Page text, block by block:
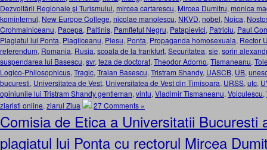
Dezvoltării Regionale şi Turismului, mircea cartarescu, Mircea Dumitru, monica
kominternul, New Europe College, nicolae manolescu, NKVD, nobel, Noica,
Crohmalniceanu, Pacepa, Paltinis, Pamfletul Negru, Patapievici, Patriciu, Paul
Plagiatul lui Ponta, Plagiiceanu, Plesu, Ponta, Propaganda homosexuala, Rector
referendum, Romania, Rusia, scoala de la frankfurt, Securitatea, sie, sorin
suspendarea lui Basescu, svr, teza de doctorat, Theodor Adorno, Tismaneanu,
Logico-Philosophicus, Tragic, Traian Basescu, Tristram Shandy, UASCB, UB,
bucuresti, Universitatea de Vest, Universitatea de Vest din Timisoara, URSS, utc,
opiniunile lui Tristram Shandy gentleman, vintu, Vladimir Tismaneanu, Voiculescu,
ziaristi online, ziarul Ziua 27 Comments »
Comisia de Etica a Universitatii Bucuresti
plagiatul lui Ponta cu rectorul Mircea